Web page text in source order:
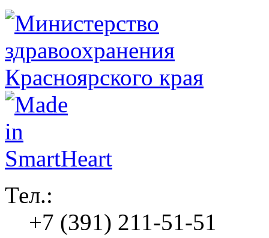
Тел.:
+7 (391) 211-51-51